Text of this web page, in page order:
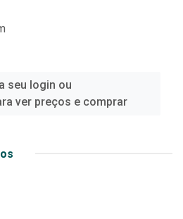
seu login ou
ver preços e comprar